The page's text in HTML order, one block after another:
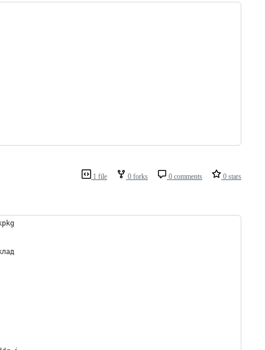
1 file 0 forks 0 comments 0 stars